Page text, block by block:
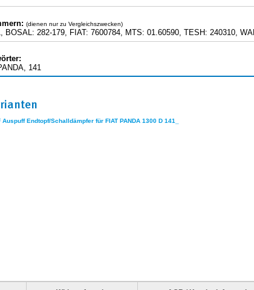
(dienen nur zu Vergleichszwecken)
BOSAL: 282-179, FIAT: 7600784, MTS: 01.60590, TESH: 240310,
141
Auspuff Endtopf/Schalldämpfer für FIAT PANDA 1300 D 141_